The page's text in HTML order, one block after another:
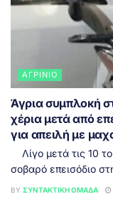
ΑΓΡΊΝΙΟ
Άγρια συμπλοκή
χέρια μετά από
για απειλή με
Λίγο μετά τις 10
σοβαρό επεισόδιο
BY ΣΥΝΤΑΚΤΙΚΉ ΟΜΆΔΑ